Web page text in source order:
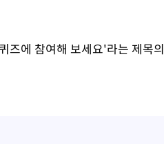
즈에 참여해 보세요'라는 제목의